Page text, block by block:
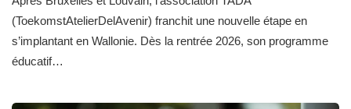
(ToekomstAtelierDelAvenir) franchit une nouvelle étape en
s’implantant en Wallonie. Dès la rentrée 2026, son programme
éducatif…